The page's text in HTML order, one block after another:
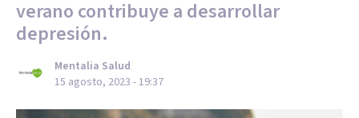
verano contribuye a desarrollar
depresión.
Mentalia Salud
15 agosto, 2023 - 19:37